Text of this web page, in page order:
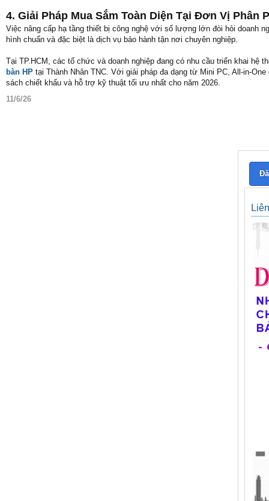
4. Giải Pháp Mua Sắm Toàn Diện Tại Đơn Vị Phân
Việc nâng cấp hạ tầng thiết bị công nghệ với số lượng lớn đòi hỏi doanh
hình chuẩn và đặc biệt là dịch vụ bảo hành tận nơi chuyên nghiệp.
Tại TP.HCM, các tổ chức và doanh nghiệp đang có nhu cầu triển khai hệ
bàn HP tại Thành Nhân TNC. Với giải pháp đa dạng từ Mini PC, All-in-
sách chiết khấu và hỗ trợ kỹ thuật tối ưu nhất cho năm 2026.
11/6/26